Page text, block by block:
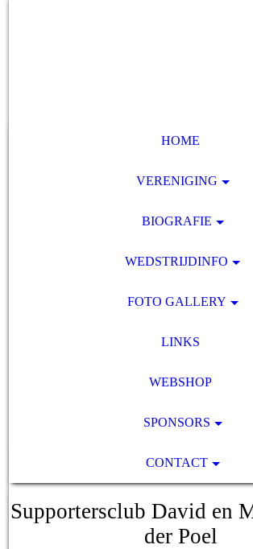
HOME
VERENIGING
BIOGRAFIE
WEDSTRIJDINFO
FOTO GALLERY
LINKS
WEBSHOP
SPONSORS
CONTACT
Supportersclub David en
der Poel